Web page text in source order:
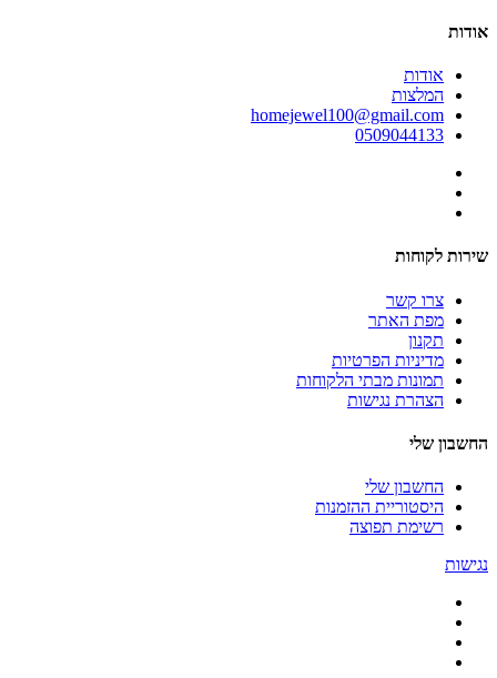
אודות
אודות
המלצות
homejewel100@gmail.com
0509044133
שירות לקוחות
צרו קשר
מפת האתר
תקנון
מדיניות הפרטיות
תמונות מבתי הלקוחות
הצהרת נגישות
החשבון שלי
החשבון שלי
היסטוריית ההזמנות
רשימת תפוצה
נגישות